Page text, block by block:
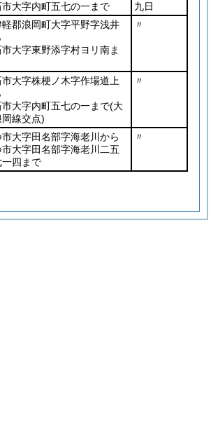
市大字内町五七の一まで
九日
軽郡浪岡町大字平野字浅井
大字東野添字村ヨリ南ま
〃
大字株梗ノ木字作場道上
市大字内町五七の一まで(大
線交点)
〃
大字田名部字海老川から
大字田名部字海老川二五
一四まで
〃